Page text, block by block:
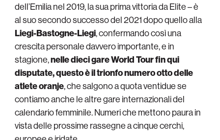
dell’Emilia nel 2019, la sua prima vittoria da Elite – è
al suo secondo successo del 2021 dopo quello alla
Liegi-Bastogne-Liegi, confermando così una
crescita personale davvero importante, e in
stagione,nelle dieci gare World Tour fin qui
disputate, questo è il trionfo numero otto delle
atlete oranje, che salgono a quota ventidue se
contiamo anche le altre gare internazionali del
calendario femminile. Numeri che mettono paura in
vista delle prossime rassegne a cinque cerchi,